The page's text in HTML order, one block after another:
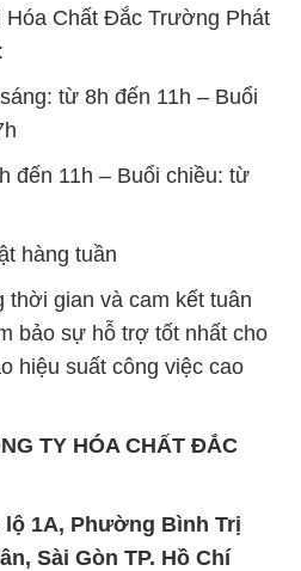
Hóa Chất Đắc Trường Phát
từ 8h đến 11h – Buổi
đến 11h – Buổi chiều: từ
hàng tuần
thời gian và cam kết tuân
bảo sự hỗ trợ tốt nhất cho
hiệu suất công việc cao
TY HÓA CHẤT ĐẮC
lộ 1A, Phường Bình Trị
Sài Gòn TP. Hồ Chí